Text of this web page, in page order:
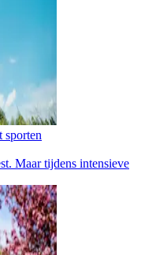
sporten
Maar tijdens intensieve